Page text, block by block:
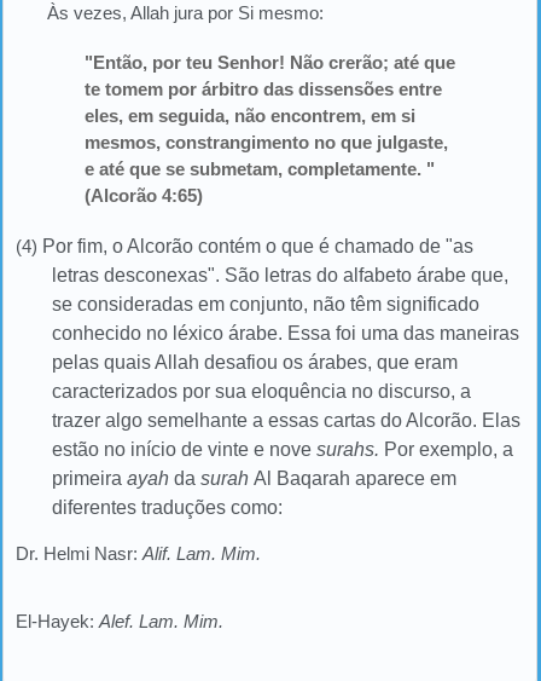
Às vezes, Allah jura por Si mesmo:
"Então, por teu Senhor! Não crerão; até que
te tomem por árbitro das dissensões entre
eles, em seguida, não encontrem, em si
mesmos, constrangimento no que julgaste,
e até que se submetam, completamente. "
(Alcorão 4:65)
(4) Por fim, o Alcorão contém o que é chamado de "as
letras desconexas". São letras do alfabeto árabe que,
se consideradas em conjunto, não têm significado
conhecido no léxico árabe. Essa foi uma das maneiras
pelas quais Allah desafiou os árabes, que eram
caracterizados por sua eloquência no discurso, a
trazer algo semelhante a essas cartas do Alcorão. Elas
estão no início de vinte e novesurahs. Por exemplo, a
primeiraayahdasurahAl Baqarah aparece em
diferentes traduções como:
Dr. Helmi Nasr: Alif. Lam. Mim.
El-Hayek: Alef. Lam. Mim.